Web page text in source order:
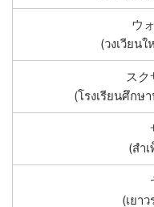
ウ
(วงเวียน
スク
(โรงเรียนศึกษ
(สำ
(เยา